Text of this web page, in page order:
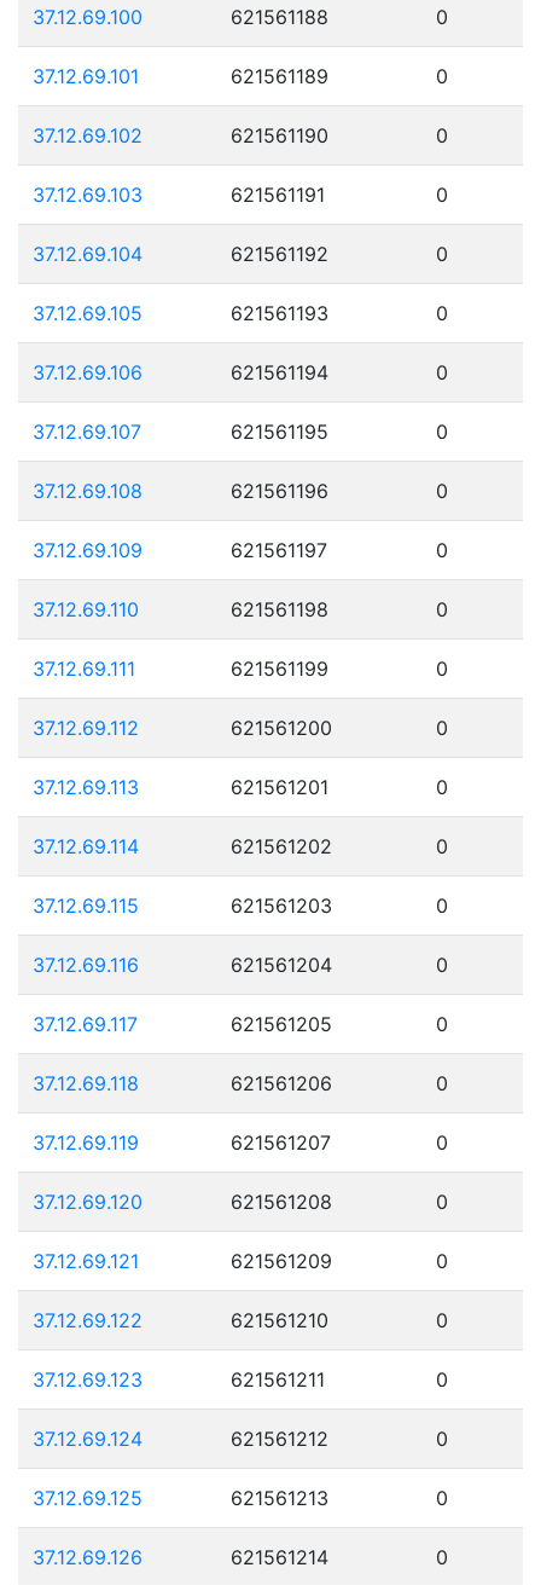
37.12.69.100 621561188 0
37.12.69.101 621561189 0
37.12.69.102 621561190 0
37.12.69.103 621561191 0
37.12.69.104 621561192 0
37.12.69.105 621561193 0
37.12.69.106 621561194 0
37.12.69.107 621561195 0
37.12.69.108 621561196 0
37.12.69.109 621561197 0
37.12.69.110 621561198 0
37.12.69.111 621561199 0
37.12.69.112 621561200 0
37.12.69.113 621561201 0
37.12.69.114 621561202 0
37.12.69.115 621561203 0
37.12.69.116 621561204 0
37.12.69.117 621561205 0
37.12.69.118 621561206 0
37.12.69.119 621561207 0
37.12.69.120 621561208 0
37.12.69.121 621561209 0
37.12.69.122 621561210 0
37.12.69.123 621561211 0
37.12.69.124 621561212 0
37.12.69.125 621561213 0
37.12.69.126 621561214 0